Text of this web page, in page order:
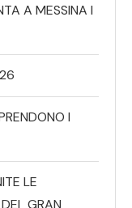
A MESSINA I
I
LE
GRAN